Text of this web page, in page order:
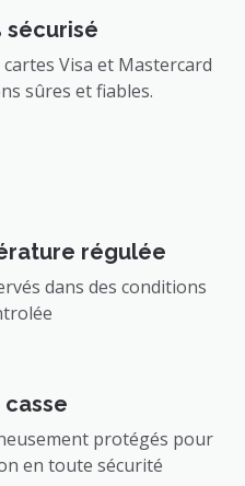
sécurisé
Visa et Mastercard
sûres et fiables.
régulée
dans des conditions
protégés pour
en toute sécurité